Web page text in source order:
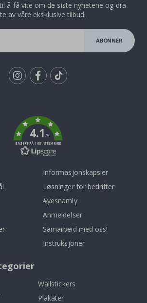
å få vite om de siste nyhetene og dra
av våre eksklusive tilbud.
ABONNER
4.1/5
BASERT PÅ 1031 STEMMER
Informasjonskapsler
Løsninger for bedrifter
#yesnamly
Anmeldelser
Samarbeid med oss!
Instruksjoner
Wallstickers
Plakater